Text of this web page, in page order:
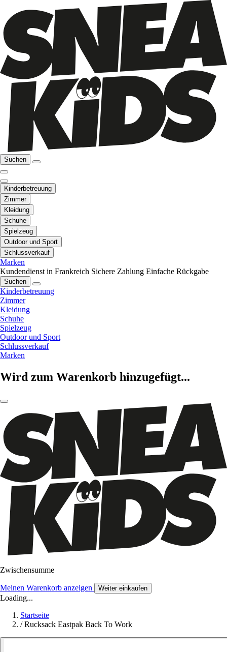
Suchen
Kinderbetreuung
Zimmer
Kleidung
Schuhe
Spielzeug
Outdoor und Sport
Schlussverkauf
Marken
Kundendienst in Frankreich Sichere Zahlung Einfache Rückgabe
Suchen
Kinderbetreuung
Zimmer
Kleidung
Schuhe
Spielzeug
Outdoor und Sport
Schlussverkauf
Marken
Wird zum Warenkorb hinzugefügt...
Zwischensumme
Meinen Warenkorb anzeigen Weiter einkaufen
Loading...
Startseite
/ Rucksack Eastpak Back To Work